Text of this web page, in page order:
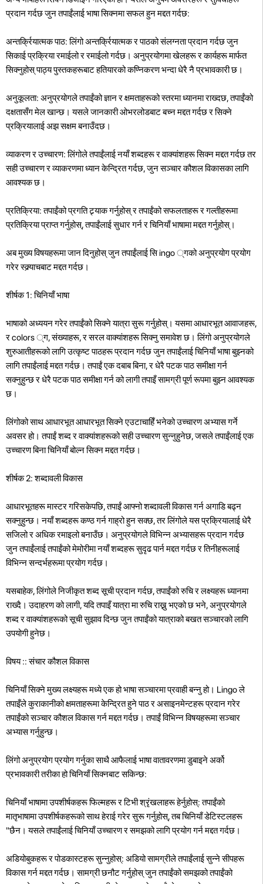
प्रदान गर्दछ जुन तपाईंलाई भाषा सिक्नमा सफल हुन मद्दत गर्दछ:
अन्तर्क्रियात्मक पाठ: लिंगो अन्तर्क्रियात्मक र पाठको संलग्नता प्रदान गर्दछ जुन
सिकाई प्रक्रिया रमाईलो र रमाईलो गर्दछ। अनुप्रयोगमा खेलहरू र कार्यहरू मार्फत
सिक्नुहोस् पाठ्य पुस्तकहरूबाट हतियारको कण्निकरण भन्दा धेरै नै प्रभावकारी छ।
अनुकूलता: अनुप्रयोगले तपाईंको ज्ञान र क्षमताहरूको स्तरमा ध्यानमा राख्दछ, तपाईंको
दक्षतासँग मेल खान्छ। यसले जानकारी ओभरलोडबाट बच्न मद्दत गर्दछ र सिक्ने
प्रक्रियालाई अझ सक्षम बनाउँदछ।
व्याकरण र उच्चारण: लिंगोले तपाईंलाई नयाँ शब्दहरू र वाक्यांशहरू सिक्न मद्दत गर्दछ तर
सही उच्चारण र व्याकरणमा ध्यान केन्द्रित गर्दछ, जुन सञ्चार कौशल विकासका लागि
आवश्यक छ।
प्रतिक्रिया: तपाईंको प्रगति ट्र्याक गर्नुहोस् र तपाईंको सफलताहरू र गल्तीहरूमा
प्रतिक्रिया प्राप्त गर्नुहोस्, तपाईंलाई सुधार गर्न र चिनियाँ भाषामा मद्दत गर्नुहोस्।
अब मुख्य विषयहरूमा जान दिनुहोस् जुन तपाईंलाई सि ingo ्गको अनुप्रयोग प्रयोग
गरेर स्क्र्याचबाट मद्दत गर्दछ।
शीर्षक 1: चिनियाँ भाषा
भाषाको अध्ययन गरेर तपाईंको सिक्ने यात्रा सुरू गर्नुहोस्। यसमा आधारभूत आवाजहरू,
र colors ्ग, संख्याहरू, र सरल वाक्यांशहरू सिक्नु समावेश छ। लिंगो अनुप्रयोगले
शुरुआतीहरूको लागि उत्कृष्ट पाठहरू प्रदान गर्दछ जुन तपाईंलाई चिनियाँ भाषा बुझ्नको
लागि तपाईंलाई मद्दत गर्दछ। तपाईं एक दबाब बिना, र धेरै पटक पाठ समीक्षा गर्न
सक्नुहुन्छ र धेरै पटक पाठ समीक्षा गर्न को लागी तपाइँ सामग्री पूर्ण रूपमा बुझ्न आवश्यक
छ।
लिंगोको साथ आधारभूत आधारभूत सिक्ने एउटाचाहिँ भनेको उच्चारण अभ्यास गर्ने
अवसर हो। तपाईं शब्द र वाक्यांशहरूको सही उच्चारण सुन्नुहुनेछ, जसले तपाईंलाई एक
उच्चारण बिना चिनियाँ बोल्न सिक्न मद्दत गर्दछ।
शीर्षक 2: शब्दावली विकास
आधारभूतहरू मास्टर गरिसकेपछि, तपाईं आफ्नो शब्दावली विकास गर्न अगाडि बढ्न
सक्नुहुन्छ। नयाँ शब्दहरू कण्ठ गर्न गाह्रो हुन सक्छ, तर लिंगोले यस प्रक्रियालाई धेरै
सजिलो र अधिक रमाइलो बनाउँछ। अनुप्रयोगले विभिन्न अभ्यासहरू प्रदान गर्दछ
जुन तपाईंलाई तपाईंको मेमोरीमा नयाँ शब्दहरू सुदृढ पार्न मद्दत गर्दछ र तिनीहरूलाई
विभिन्न सन्दर्भहरूमा प्रयोग गर्दछ।
यसबाहेक, लिंगोले निजीकृत शब्द सूची प्रदान गर्दछ, तपाईंको रुचि र लक्ष्यहरू ध्यानमा
राख्दै। उदाहरण को लागी, यदि तपाइँ यात्रा मा रुचि राख्नु भएको छ भने, अनुप्रयोगले
शब्द र वाक्यांशहरूको सूची सुझाव दिन्छ जुन तपाईंको यात्राको बखत सञ्चारको लागि
उपयोगी हुनेछ।
विषय :: संचार कौशल विकास
चिनियाँ सिक्ने मुख्य लक्ष्यहरू मध्ये एक हो भाषा सञ्चारमा प्रवाही बन्नु हो। Lingo ले
तपाइँले कुराकानीको क्षमताहरूमा केन्द्रित हुने पाठ र असाइनमेन्टहरू प्रदान गरेर
तपाईंको सञ्चार कौशल विकास गर्न मद्दत गर्दछ। तपाईं विभिन्न विषयहरूमा सञ्चार
अभ्यास गर्नुहुन्छ।
लिंगो अनुप्रयोग प्रयोग गर्नुका साथै आफैलाई भाषा वातावरणमा डुबाइने अर्को
प्रभावकारी तरीका हो चिनियाँ सिक्नबाट सकिन्छ:
चिनियाँ भाषामा उपशीर्षकहरू फिल्महरू र टिभी श्रृंखलाहरू हेर्नुहोस्: तपाईंको
मातृभाषामा उपशीर्षकहरूको साथ हेराई गरेर सुरू गर्नुहोस्, तब चिनियाँ डेटिस्टलहरू
"छैन। यसले तपाईंलाई चिनियाँ उच्चारण र समझको लागि प्रयोग गर्न मद्दत गर्दछ।
अडियोबुकहरू र पोडकास्टहरू सुन्नुहोस्: अडियो सामग्रीले तपाईंलाई सुन्ने सीपहरू
विकास गर्न मद्दत गर्दछ। सामग्री छनौट गर्नुहोस् जुन तपाईंको समझको तपाईंको